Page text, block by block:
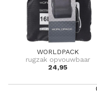
WORLDPACK
rugzak opvouwbaar
24,95